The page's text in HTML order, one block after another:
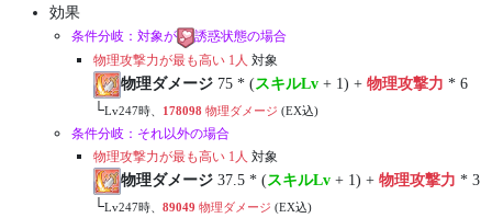
効果
条件分岐：対象が
誘惑状態の場合
物理攻撃力が最も高い 1人 対象
物理ダメージ 75 * (スキルLv + 1) + 物理攻撃力 * 6
└Lv247時、 178098 物理ダメージ (EX込)
条件分岐：それ以外の場合
物理攻撃力が最も高い 1人 対象
物理ダメージ 37.5 * (スキルLv + 1) + 物理攻撃力 * 3
└Lv247時、 89049 物理ダメージ (EX込)